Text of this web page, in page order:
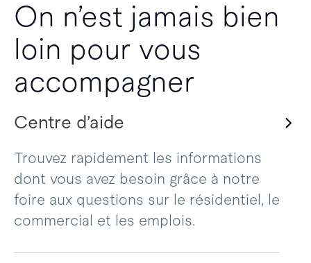
On n’est jamais bien
loin pour vous
accompagner
Centre d’aide
Trouvez rapidement les informations
dont vous avez besoin grâce à notre
foire aux questions sur le résidentiel, le
commercial et les emplois.